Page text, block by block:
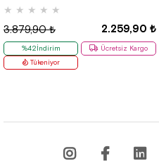
★ ★ ★ ★ ★
2.259,90 ₺
3.879,90 ₺
%42İndirim
Ücretsiz Kargo
Tükeniyor